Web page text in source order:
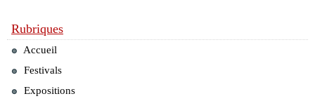
Rubriques
Accueil
Festivals
Expositions